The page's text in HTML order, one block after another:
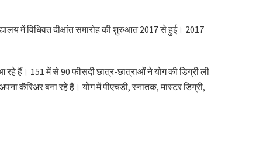
में विधिवत दीक्षांत समारोह की शुरुआत 2017 से हुई। 2017
हैं। 151 में से 90 फीसदी छात्र-छात्राओं ने योग की डिग्री ली
कॅरिअर बना रहे हैं। योग में पीएचडी, स्नातक, मास्टर डिग्री,